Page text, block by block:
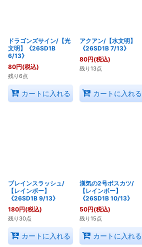
ドラゴンズサイン/【光
文明】《26SD1B
6/13》
80円(税込)
残り6点
カートに入れる
アクアン/【水文明】
《26SD1B 7/13》
80円(税込)
残り13点
カートに入れる
ブレインスラッシュ/
【レインボー】
《26SD1B 9/13》
180円(税込)
残り30点
カートに入れる
漢気の2号ボスカツ/
【レインボー】
《26SD1B 10/13》
50円(税込)
残り15点
カートに入れる